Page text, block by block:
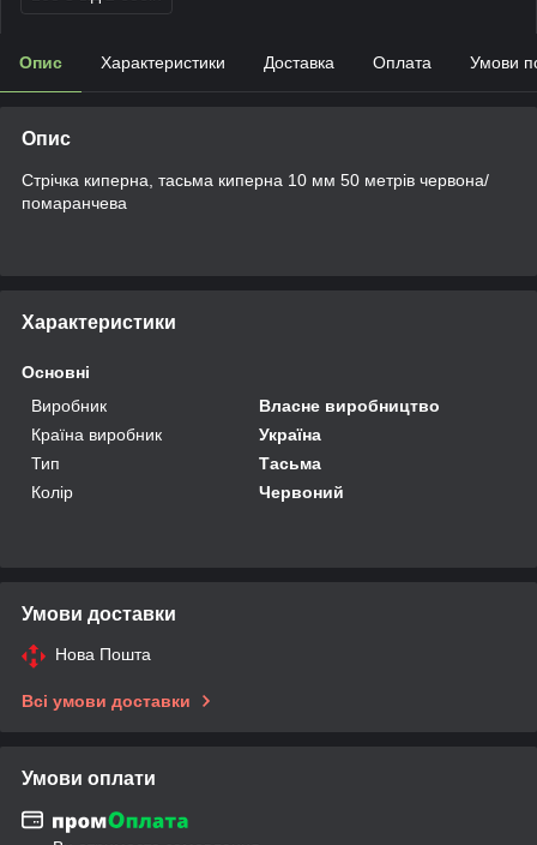
Опис Характеристики Доставка Оплата Умови
Опис
Стрічка киперна, тасьма киперна 10 мм 50 метрів червона/
помаранчева
Характеристики
Основні
Виробник
Власне виробництво
Країна виробник
Україна
Тип
Тасьма
Колір
Червоний
Умови доставки
Нова Пошта
Всі умови доставки
Умови оплати